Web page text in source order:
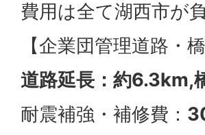
費用は全て湖西市が
【企業団管理道路・
道路延長：約6.3km,
耐震補強・補修費：